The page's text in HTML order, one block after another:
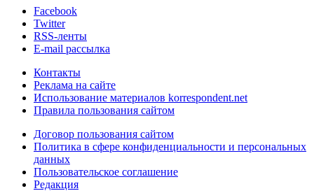
Facebook
Twitter
RSS-ленты
E-mail рассылка
Контакты
Реклама на сайте
Использование материалов korrespondent.net
Правила пользования сайтом
Договор пользования сайтом
Политика в сфере конфиденциальности и персональных
данных
Пользовательское соглашение
Редакция